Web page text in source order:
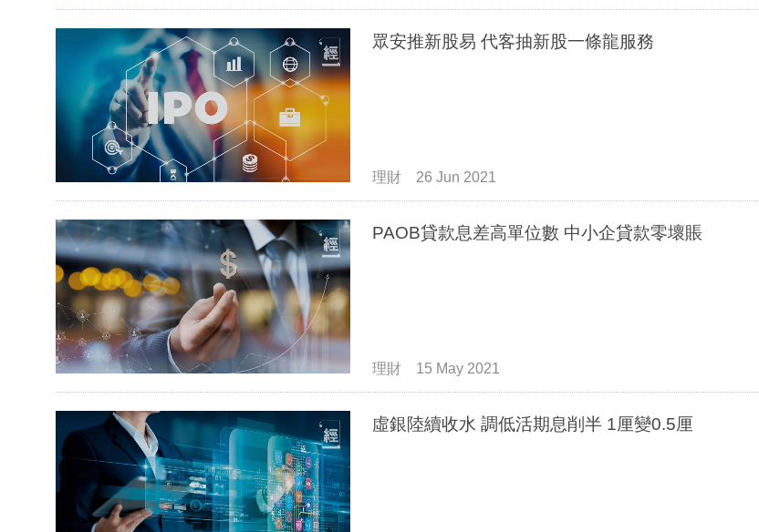
眾安推新股易 代客抽新股一條龍服務
理財 26 Jun 2021
PAOB貸款息差高單位數 中小企貸款零壞賬
理財 15 May 2021
虛銀陸續收水 調低活期息削半 1厘變0.5厘